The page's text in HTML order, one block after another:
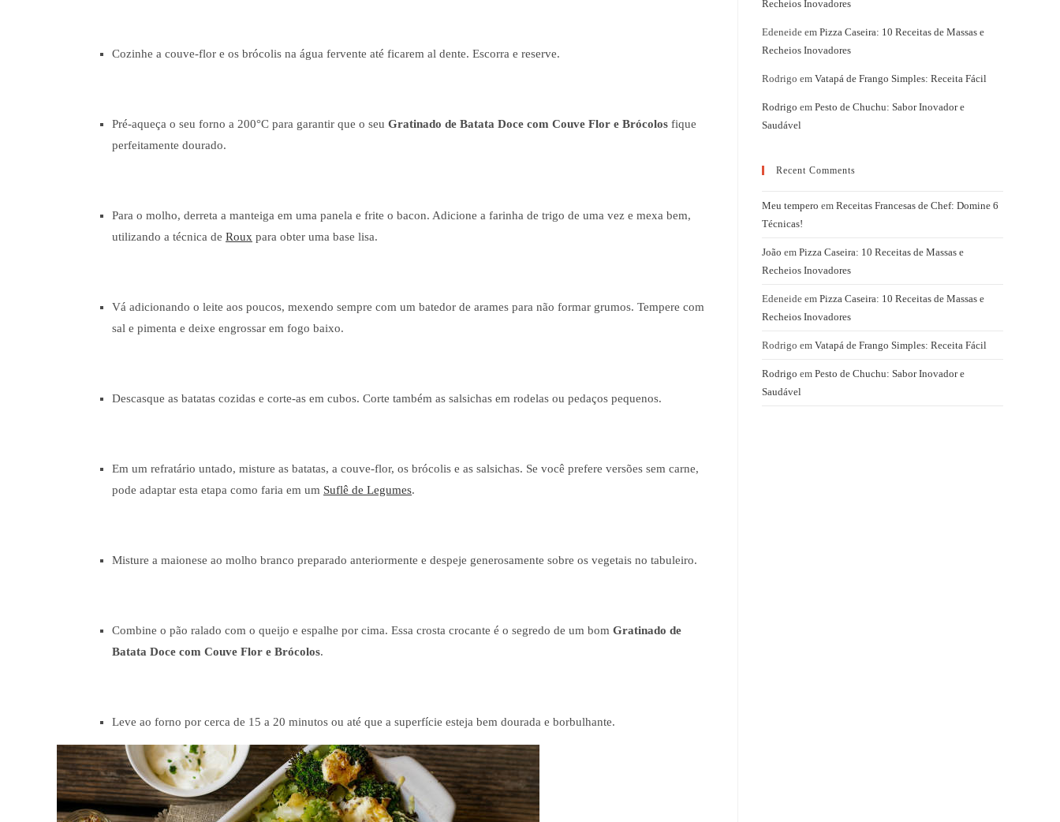
Cozinhe a couve-flor e os brócolis na água fervente até ficarem al dente. Escorra e reserve.
Pré-aqueça o seu forno a 200°C para garantir que o seu Gratinado de Batata Doce com Couve Flor e Brócolos fique
perfeitamente dourado.
Para o molho, derreta a manteiga em uma panela e frite o bacon. Adicione a farinha de trigo de uma vez e mexa bem,
utilizando a técnica de Roux para obter uma base lisa.
Vá adicionando o leite aos poucos, mexendo sempre com um batedor de arames para não formar grumos. Tempere com
sal e pimenta e deixe engrossar em fogo baixo.
Descasque as batatas cozidas e corte-as em cubos. Corte também as salsichas em rodelas ou pedaços pequenos.
Em um refratário untado, misture as batatas, a couve-flor, os brócolis e as salsichas. Se você prefere versões sem carne,
pode adaptar esta etapa como faria em um Suflê de Legumes.
Misture a maionese ao molho branco preparado anteriormente e despeje generosamente sobre os vegetais no tabuleiro.
Combine o pão ralado com o queijo e espalhe por cima. Essa crosta crocante é o segredo de um bom Gratinado de
Batata Doce com Couve Flor e Brócolos.
Leve ao forno por cerca de 15 a 20 minutos ou até que a superfície esteja bem dourada e borbulhante.
Recheios Inovadores
Edeneide em Pizza Caseira: 10 Receitas de Massas e
Recheios Inovadores
Rodrigo em Vatapá de Frango Simples: Receita Fácil
Rodrigo em Pesto de Chuchu: Sabor Inovador e
Saudável
Recent Comments
Meu tempero em Receitas Francesas de Chef: Domine 6
Técnicas!
João em Pizza Caseira: 10 Receitas de Massas e
Recheios Inovadores
Edeneide em Pizza Caseira: 10 Receitas de Massas e
Recheios Inovadores
Rodrigo em Vatapá de Frango Simples: Receita Fácil
Rodrigo em Pesto de Chuchu: Sabor Inovador e
Saudável